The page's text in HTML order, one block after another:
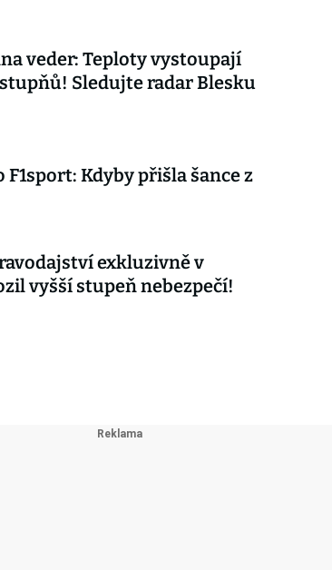
veder: Teploty vystoupají
Sledujte radar Blesku
Kdyby přišla šance z
exkluzivně v
vyšší stupeň nebezpečí!